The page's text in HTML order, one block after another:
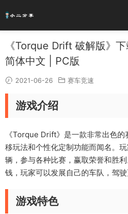
《Torque Drift 破解版》
简体中文 | PC版
2021-06-26 赛车竞速
游戏介绍
《Torque Drift》是一款非常出色
移玩法和个性化定制功能而闻名。
辆，参与各种比赛，赢取荣誉和胜
钱，玩家可以发展自己的车队，驾驶
游戏特色